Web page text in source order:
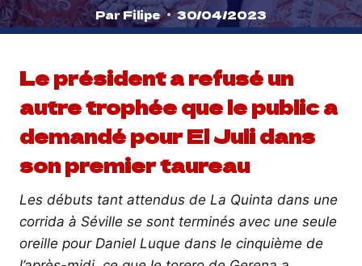
Par Filipe 30/04/2023
Le président a refusé un
autre trophée que le public a
demandé pour El Juli dans
son premier taureau
Les débuts tant attendus de La Quinta dans une
corrida à Séville se sont terminés avec une seule
oreille pour Daniel Luque dans le cinquième de